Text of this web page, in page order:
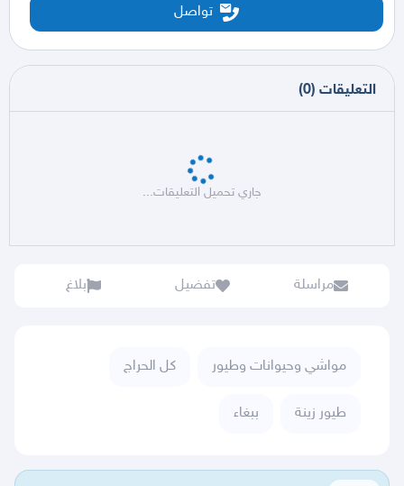
تواصل
التعليقات (
0
)
جاري تحميل التعليقات...
مراسلة تفضيل بلاغ
مواشي وحيوانات وطيور كل الحراج
طيور زينة ببغاء